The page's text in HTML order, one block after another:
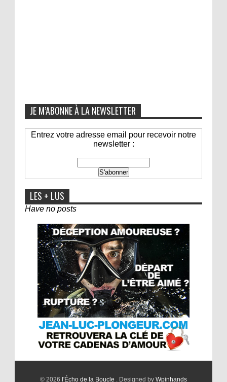
JE M’ABONNE À LA NEWSLETTER
Entrez votre adresse email pour recevoir notre
newsletter :
LES + LUS
Have no posts
© 2026 l'Écho de la Boucle . Designed by Wpinhands